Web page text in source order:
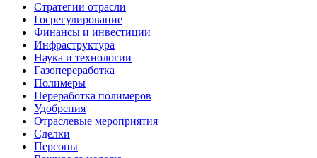
Стратегии отрасли
Госрегулирование
Финансы и инвестиции
Инфраструктура
Наука и технологии
Газопереработка
Полимеры
Переработка полимеров
Удобрения
Отраслевые мероприятия
Сделки
Персоны